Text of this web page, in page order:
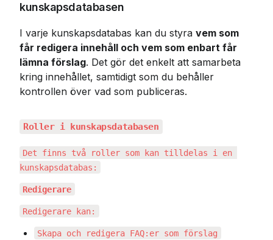
kunskapsdatabasen
I varje kunskapsdatabas kan du styra vem som
får redigera innehåll och vem som enbart får
lämna förslag. Det gör det enkelt att samarbeta
kring innehållet, samtidigt som du behåller
kontrollen över vad som publiceras.
Roller i kunskapsdatabasen
Det finns två roller som kan tilldelas i en
kunskapsdatabas:
Redigerare
Redigerare kan:
Skapa och redigera FAQ:er som förslag